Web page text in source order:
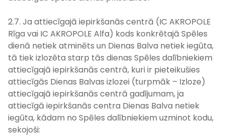
2.7. Ja attiecīgajā iepirkšanās centrā (IC AKROPOLE
Rīga vai IC AKROPOLE Alfa) kods konkrētajā Spēles
dienā netiek atminēts un Dienas Balva netiek iegūta,
tā tiek izlozēta starp tās dienas Spēles dalībniekiem
attiecīgajā iepirkšanās centrā, kuri ir pieteikušies
attiecīgās Dienas Balvas izlozei (turpmāk – Izloze)
attiecīgajā iepirkšanās centrā gadījumam, ja
attiecīgā iepirkšanās centra Dienas Balva netiek
iegūta, kādam no Spēles dalībniekiem uzminot kodu,
sekojoši: